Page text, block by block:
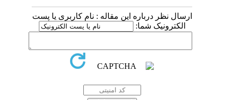
ارسال نظر درباره این مقاله : نام کاربری یا پست
الکترونیک شما: